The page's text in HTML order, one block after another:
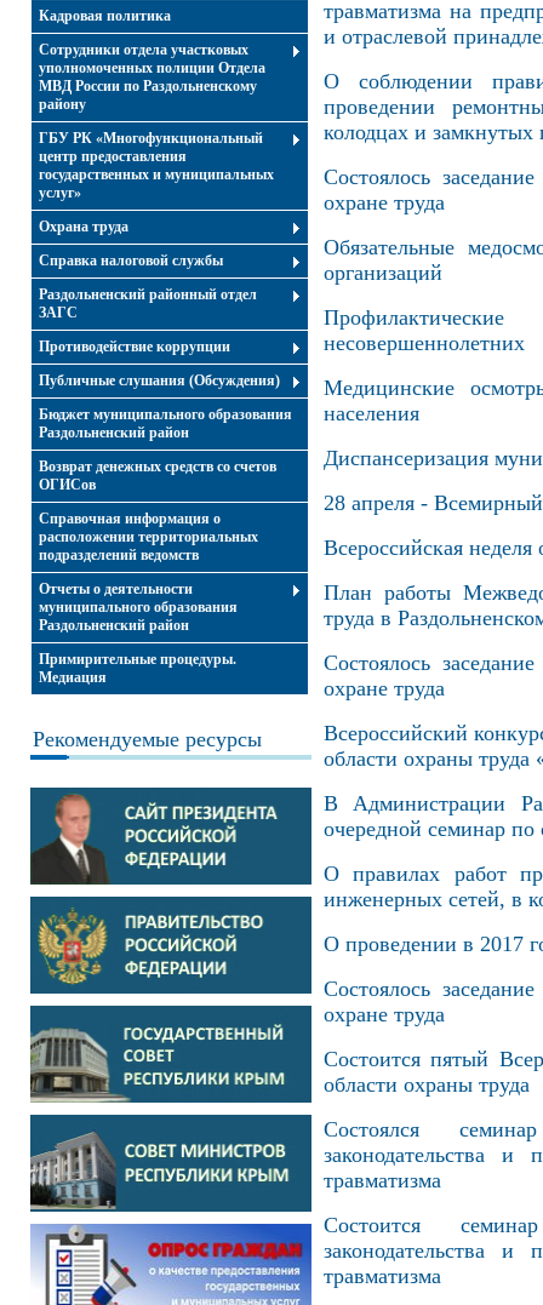
Кадровая политика
Сотрудники отдела участковых
уполномоченных полиции Отдела
МВД России по Раздольненскому
району
ГБУ РК «Многофункциональный
центр предоставления
государственных и муниципальных
услуг»
Охрана труда
Справка налоговой службы
Раздольненский районный отдел
ЗАГС
Противодействие коррупции
Публичные слушания (Обсуждения)
Бюджет муниципального образования
Раздольненский район
Возврат денежных средств со счетов
ОГИСов
Справочная информация о
расположении территориальных
подразделений ведомств
Отчеты о деятельности
муниципального образования
Раздольненский район
Примирительные процедуры.
Медиация
Рекомендуемые ресурсы
травматизма на
и отраслевой
О соблюдении
проведении
колодцах и
Состоялось
охране труда
Обязательные
организаций
несовершеннолетних
Медицинские
населения
Диспансеризация
28 апреля -
Всероссийская неделя
План работы
труда в
Состоялось
охране труда
Всероссийский
области охраны труда
В Администрации
очередной семинар по
О правилах работ
инженерных сетей, в
О проведении в 2017
Состоялось
охране труда
Состоится пятый
области охраны труда
Состоялся
законодательства и
травматизма
Cостоится
законодательства и
травматизма